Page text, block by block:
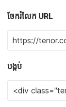
ចែករំលែក URL
បង្កប់